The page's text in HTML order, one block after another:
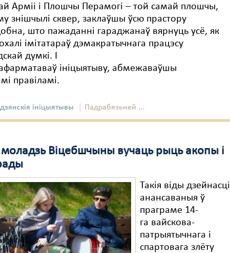
Арміі і Плошчы Перамогі – той самай плошчы,
знішчылі сквер, заклаўшы ўсю прастору
што пажаданні гараджанаў вярнуць усё, як
імітатараў дэмакратычнага працэсу
думкі. І
ініцыятыву, абмежаваўшы
правіламі.
ініцыятывы Падрабязьней ...
Віцебшчыны вучаць рыць акопы і
Такія віды дзейнасці
анансаваныя ў
праграме 14-
га вайскова-
патрыятычнага і
спартовага злёту